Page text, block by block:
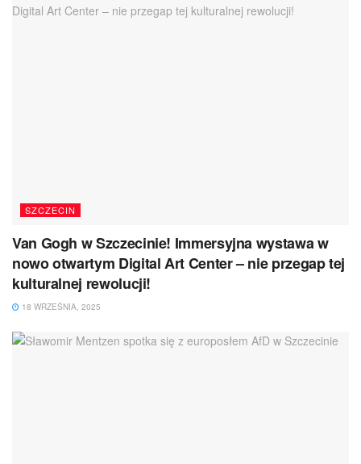
SZCZECIN
Van Gogh w Szczecinie! Immersyjna wystawa w
nowo otwartym Digital Art Center – nie przegap tej
kulturalnej rewolucji!
18 WRZEŚNIA, 2025